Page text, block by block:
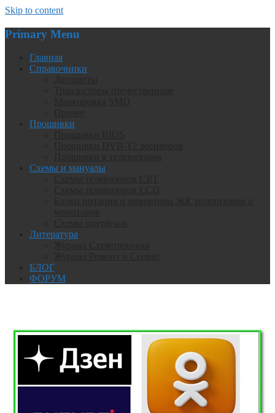
Skip to content
Primary Menu
Главная
Справочники
Прошивки
Схемы и мануалы
Литература
БЛОГ
ФОРУМ